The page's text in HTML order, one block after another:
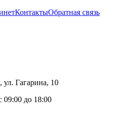
КонтактыОбратная связь
ул. Гагарина, 10
09:00 до 18:00